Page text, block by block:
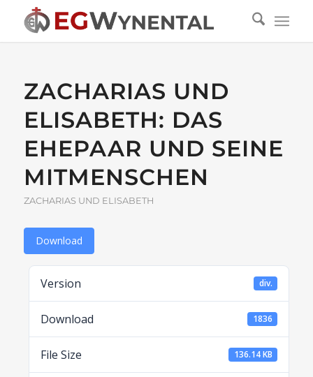
ZACHARIAS UND
ELISABETH: DAS
EHEPAAR UND SEINE
MITMENSCHEN
ZACHARIAS UND ELISABETH
Download
Version div.
Download 1836
File Size 136.14 KB